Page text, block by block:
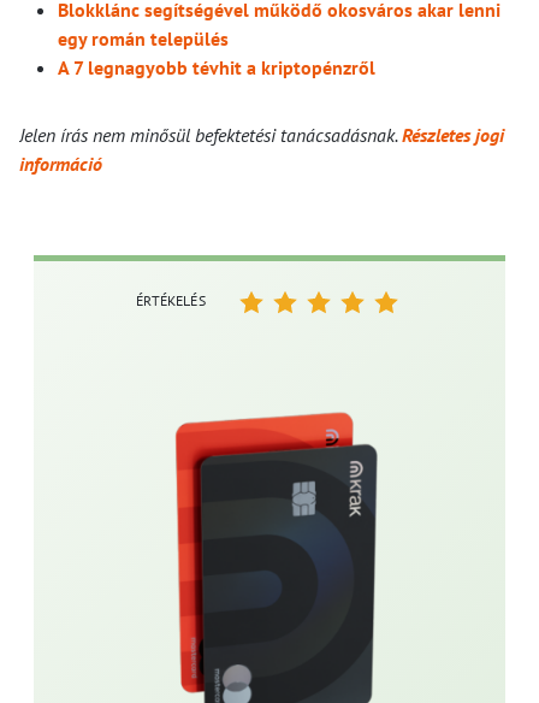
Blokklánc segítségével működő okosváros akar lenni
egy román település
A 7 legnagyobb tévhit a kriptopénzről
Jelen írás nem minősül befektetési tanácsadásnak.Részletes jogi
információ
ÉRTÉKELÉS